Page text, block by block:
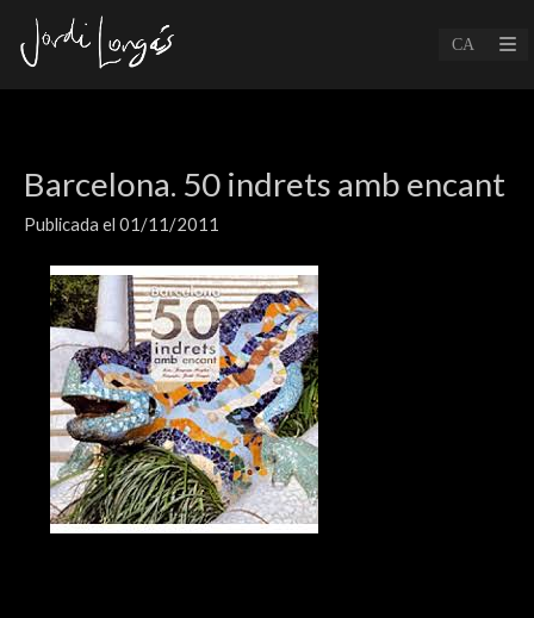
Barcelona. 50 indrets amb encant
Publicada el 01/11/2011